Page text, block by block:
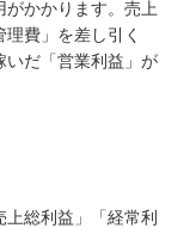
がかかります。売上
費」を差し引く
いだ「営業利益」が
総利益」「経常利